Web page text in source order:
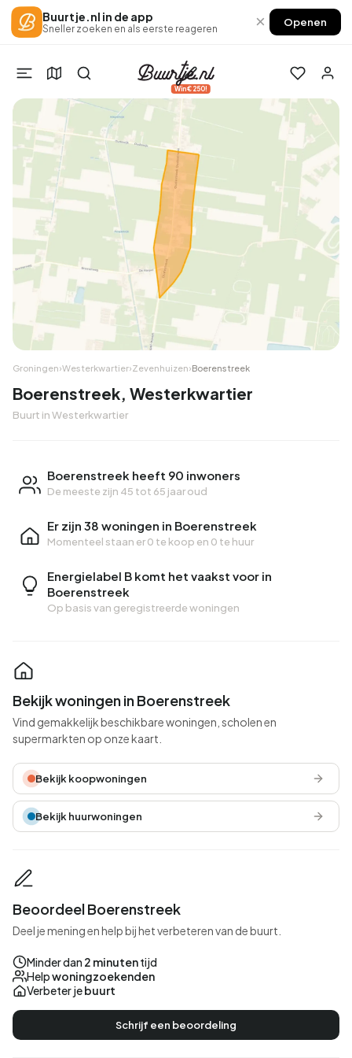
Buurtje.nl in de app
Sneller zoeken en als eerste reageren × Openen
Win €250!
Groningen›Westerkwartier›Zevenhuizen›Boerenstreek
Boerenstreek, Westerkwartier
Buurt in Westerkwartier
Boerenstreek heeft 90 inwoners
De meeste zijn 45 tot 65 jaar oud
Er zijn 38 woningen in Boerenstreek
Momenteel staan er0 te koop en 0 te huur
Energielabel B komt het vaakst voor in
Boerenstreek
Op basis van geregistreerde woningen
Bekijk woningen in Boerenstreek
Vind gemakkelijk beschikbare woningen, scholen en
supermarkten op onze kaart.
Bekijk koopwoningen
Bekijk huurwoningen
Beoordeel Boerenstreek
Deel je mening en help bij het verbeteren van de buurt.
Minder dan 2 minutentijd
Helpwoningzoekenden
Verbeter jebuurt
Schrijf een beoordeling